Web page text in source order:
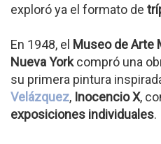
exploró ya el formato de
En 1948, el Museo de Arte
Nueva Yorkcompró una
su primera pintura
Velázquez, Inocencio X,
exposiciones individuales.